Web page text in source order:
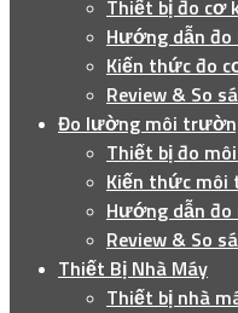
Thiết bị đo cơ
Hướng dẫn đo
Kiến thức đo
Review & So
Đo lường môi
Thiết bị đo
Kiến thức
Hướng dẫn
Review & So
Thiết Bị Nhà Máy
Thiết bị nhà